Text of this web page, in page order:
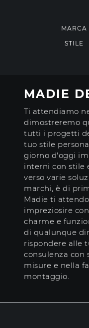
MARCA
STILE
MADIE
Ti attendiamo
dimostreremo
tutti i progetti
tuo stile
giorno d'oggi
interni con stile
verso varie
marchi, è di
Madie ti
impreziosire
charme e
di qualunque
rispondere alle
consulenza con
misure e nella
montaggio.